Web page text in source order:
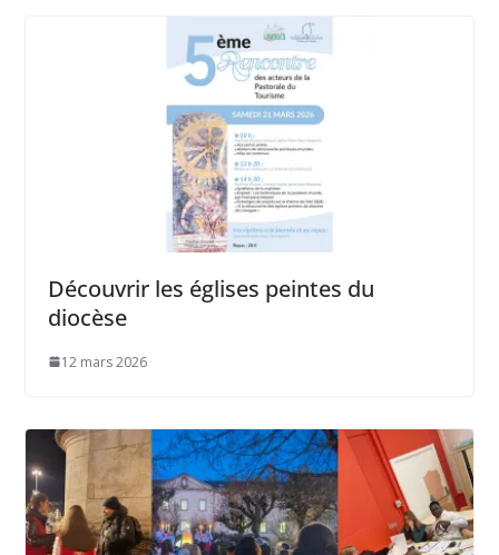
Découvrir les églises peintes du
diocèse
12 mars 2026